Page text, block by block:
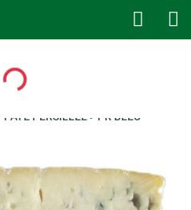
Loading...
PATE PERSILLEE> PR BLEU